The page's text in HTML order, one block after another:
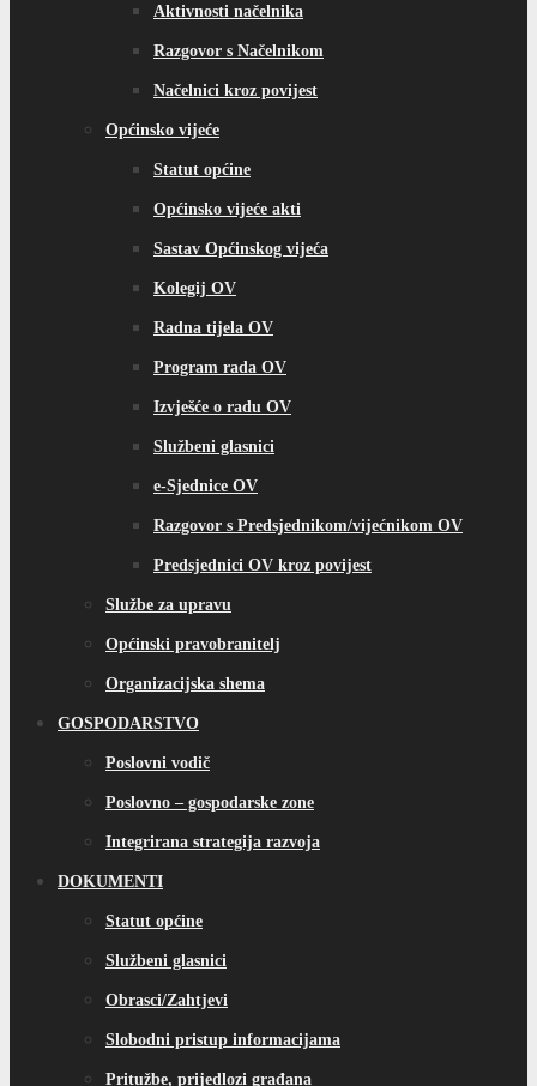
Aktivnosti načelnika
Razgovor s Načelnikom
Načelnici kroz povijest
Općinsko vijeće
Statut općine
Općinsko vijeće akti
Sastav Općinskog vijeća
Kolegij OV
Radna tijela OV
Program rada OV
Izvješće o radu OV
Službeni glasnici
e-Sjednice OV
Razgovor s Predsjednikom/vijećnikom OV
Predsjednici OV kroz povijest
Službe za upravu
Općinski pravobranitelj
Organizacijska shema
GOSPODARSTVO
Poslovni vodič
Poslovno – gospodarske zone
Integrirana strategija razvoja
DOKUMENTI
Statut općine
Službeni glasnici
Obrasci/Zahtjevi
Slobodni pristup informacijama
Pritužbe, prijedlozi građana